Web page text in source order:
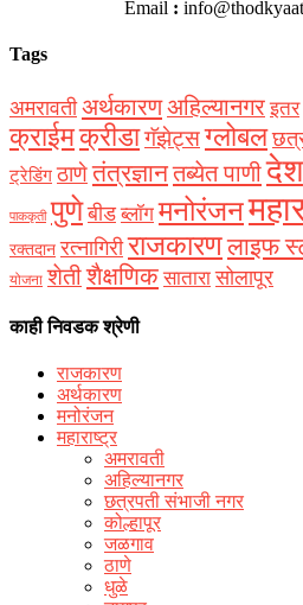
Email :
Tags
अमरावती अर्थकारणअहिल्यानगर इतर
क्राईमक्रीडागॅझेट्सग्लोबल
ट्रेडिंग ठाणेतंत्रज्ञानतब्येत पाणीदेश
पाककृती पुणे बीड ब्लॉग मनोरंजन
रक्‍तदान रत्नागिरी राजकारणलाइफ
योजना शेतीशैक्षणिक सातारा सोलापूर
काही निवडक श्रेणी
राजकारण
अर्थकारण
मनोरंजन
महाराष्ट्र
अमरावती
अहिल्यानगर
छत्रपती संभाजी नगर
कोल्हापूर
जळगाव
ठाणे
धुळे